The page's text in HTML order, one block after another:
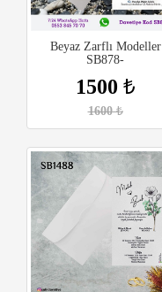
Beyaz Zarflı Modeller
SB878-
1500 ₺
1600₺